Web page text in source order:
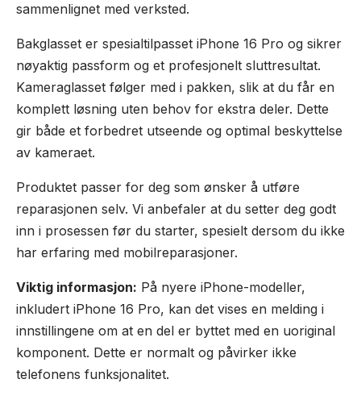
sammenlignet med verksted.
Bakglasset er spesialtilpasset iPhone 16 Pro og sikrer
nøyaktig passform og et profesjonelt sluttresultat.
Kameraglasset følger med i pakken, slik at du får en
komplett løsning uten behov for ekstra deler. Dette
gir både et forbedret utseende og optimal beskyttelse
av kameraet.
Produktet passer for deg som ønsker å utføre
reparasjonen selv. Vi anbefaler at du setter deg godt
inn i prosessen før du starter, spesielt dersom du ikke
har erfaring med mobilreparasjoner.
Viktig informasjon: På nyere iPhone-modeller,
inkludert iPhone 16 Pro, kan det vises en melding i
innstillingene om at en del er byttet med en uoriginal
komponent. Dette er normalt og påvirker ikke
telefonens funksjonalitet.